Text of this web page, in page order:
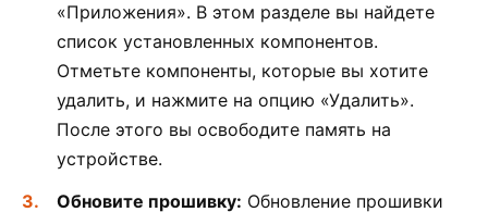
«Приложения». В этом разделе вы найдете
список установленных компонентов.
Отметьте компоненты, которые вы хотите
удалить, и нажмите на опцию «Удалить».
После этого вы освободите память на
устройстве.
Обновите прошивку: Обновление прошивки